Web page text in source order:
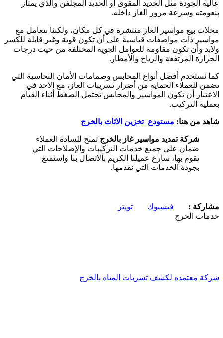
عالية الجودة مثل الحديد المقوى أو الحديد المجلفن والذي يمتاز
بنعومته وسرعة مرور الغاز داخله.
محلات بيع مواسير الغاز منتشرة في كل مكان، ولكننا نتعامل مع
مواسير ذات مواصفات قياسية على أن تكون قوية وغير قابلة للكسر
ولابد وأن تكون مقاومة للعوامل الجوية المختلفة من حيث درجات
الحرارة المرتفعة والرياح والأمطار.
كما نستخدم أفضل أنواع المحابس وصمامات الأمان النحاسية التي
تضمن للعملاء الحماية من أضرار تسريبات الغاز، مع الأخذ في
الاعتبار أن تكون المواسير والمحابس تحتمل الضغط أثناء القيام
بعملية التركيب.
شاهد من هنا: مستودع تخزين الاثاث بالخرج
شركة تمديد مواسير غاز بالخرج تمنح للسادة العملاء
ضمان على جميع خدمات التركيبات والإصلاحات التي
تقوم بها، سارع عميلنا الكريم بالاتصال بنا واستمتع
بجودة الخدمات التي نقدمها.
مشاركة : فيسبوك
تويتر
خدمات الخرج
شركة معتمده لكشف تسربات المياه بالخرج